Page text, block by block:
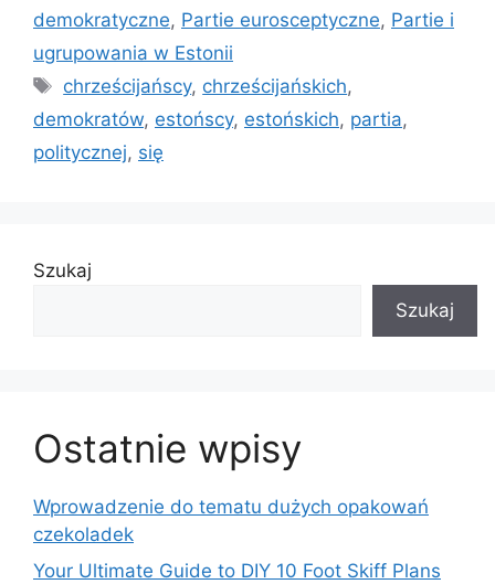
demokratyczne, Partie eurosceptyczne, Partie i
ugrupowania w Estonii
Tagi
chrześcijańscy, chrześcijańskich,
demokratów, estońscy, estońskich, partia,
politycznej, się
Szukaj
Szukaj
Ostatnie wpisy
Wprowadzenie do tematu dużych opakowań
czekoladek
Your Ultimate Guide to DIY 10 Foot Skiff Plans